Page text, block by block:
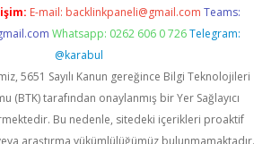
E-mail: backlinkpaneli@gmail.com Teams:
Whatsapp: 0262 606 0 726 Telegram:
@karabul
5651 Sayılı Kanun gereğince Bilgi Teknolojileri
(BTK) tarafından onaylanmış bir Yer Sağlayıcı
Bu nedenle, sitedeki içerikleri proaktif
araştırma yükümlülüğümüz bulunmamaktadır.